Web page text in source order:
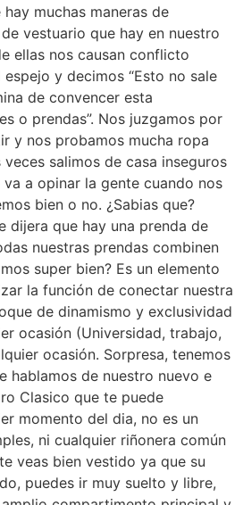
muchas maneras de
vestuario que hay en nuestro
ellas nos causan conflicto
y decimos “Esto no sale
de convencer esta
o prendas”. Nos juzgamos por
y nos probamos mucha ropa
salimos de casa inseguros
a opinar la gente cuando nos
bien o no. ¿Sabias que?
dijera que hay una prenda de
nuestras prendas combinen
super bien? Es un elemento
la función de conectar nuestra
de dinamismo y exclusividad
ocasión (Universidad, trabajo,
ocasión. Sorpresa, tenemos
hablamos de nuestro nuevo e
Clasico que te puede
momento del dia, no es un
ni cualquier riñonera común
veas bien vestido ya que su
puedes ir muy suelto y libre,